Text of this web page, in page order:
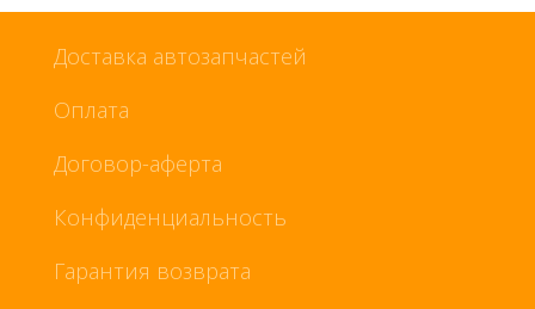
Доставка автозапчастей
Оплата
Договор-аферта
Конфиденциальность
Гарантия возврата